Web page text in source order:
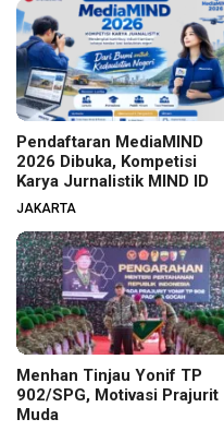
Pendaftaran MediaMIND
2026 Dibuka, Kompetisi
Karya Jurnalistik MIND ID
JAKARTA
Menhan Tinjau Yonif TP
902/SPG, Motivasi Prajurit
Muda